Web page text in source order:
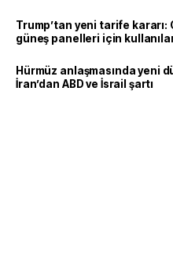
Trump’tan yeni tarife kararı:
güneş panelleri için
Hürmüz anlaşmasında yeni
İran’dan ABD ve İsrail şartı